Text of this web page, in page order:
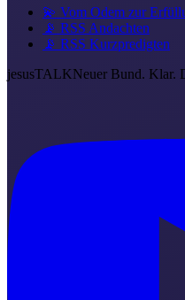
💫 Vom Odem zur
📡 RSS Andachten
📡 RSS Kurzpredigten
jesusTALKNeuer Bund. Klar.